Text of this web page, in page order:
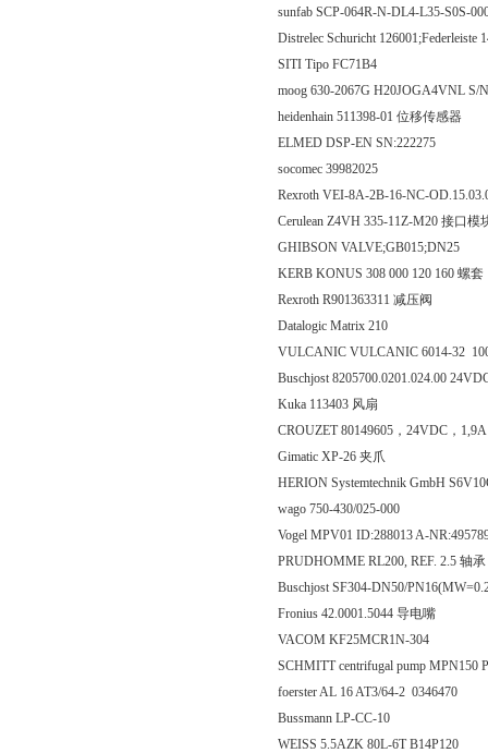
sunfab SCP-064R-N-DL4-L35-S0S-
Distrelec Schuricht 126001;Federleiste
SITI Tipo FC71B4
moog 630-2067G H20JOGA4VNL S/
heidenhain 511398-01 位移传感器
ELMED DSP-EN SN:222275
socomec 39982025
Rexroth VEI-8A-2B-16-NC-
Cerulean Z4VH 335-11Z-M20 接口模
GHIBSON VALVE;GB015;DN25
KERB KONUS 308 000 120 160 螺套
Rexroth R901363311 减压阀
Datalogic Matrix 210
VULCANIC VULCANIC 6014-32
Buschjost 8205700.0201.024.00
Kuka 113403 风扇
CROUZET 80149605，24VDC，
Gimatic XP-26 夹爪
HERION Systemtechnik GmbH
wago 750-430/025-000
Vogel MPV01 ID:288013 A-
PRUDHOMME RL200, REF. 2.5 轴承
Buschjost SF304-DN50/
Fronius 42.0001.5044 导电嘴
VACOM KF25MCR1N-304
SCHMITT centrifugal pump MPN150
foerster AL 16 AT3/64-2 0346470
Bussmann LP-CC-10
WEISS 5.5AZK 80L-6T B14P120